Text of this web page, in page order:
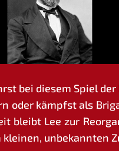
bei die­sem Spiel
oder kämpfst als
bleibt Lee zur
klei­nen, unbe­kann­ten